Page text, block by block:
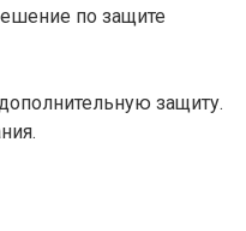
по защите
защиту.